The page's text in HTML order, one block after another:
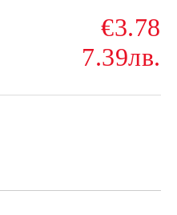
€3.78
7.39лв.